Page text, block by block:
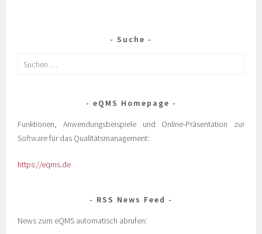
Suche
eQMS Homepage
Funktionen, Anwendungsbeispiele und Online-Präsentation zur
Software für das Qualitätsmanagement:
https://eqms.de
RSS News Feed
News zum eQMS automatisch abrufen: